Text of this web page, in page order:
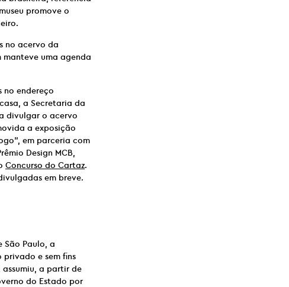
promove o
no acervo da
uma agenda
no endereço
a Secretaria da
divulgar o acervo
a exposição
em parceria com
Design MCB,
Concurso do Cartaz.
em breve.
Paulo, a
e sem fins
a partir de
do Estado por